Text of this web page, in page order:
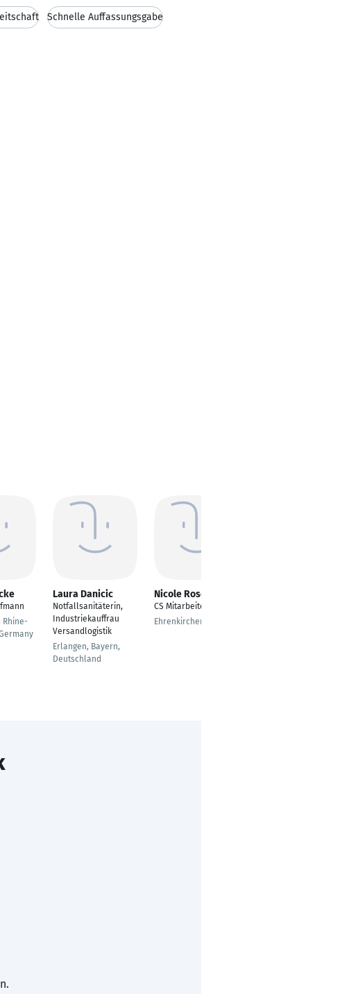
Schnelle Auffassungsgabe
Rhine-
Laura Danicic
Notfallsanitäterin,
Industriekauffrau
Versandlogistik
Erlangen, Bayern,
Deutschland
Nicole Rosenberg
CS Mitarbeiterinnen
Ehrenkirchen